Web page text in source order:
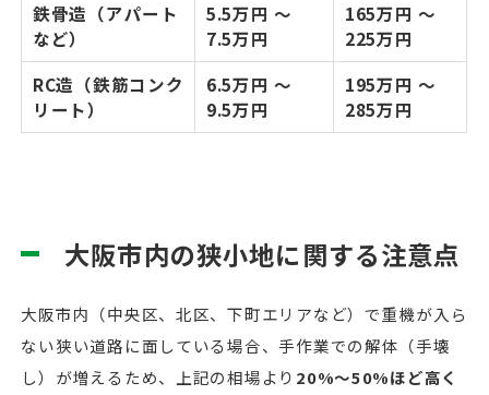
鉄骨造（アパート
など）
5.5万円 〜
7.5万円
165万円 〜
225万円
RC造（鉄筋コンク
リート）
6.5万円 〜
9.5万円
195万円 〜
285万円
大阪市内の狭小地に関する注意点
大阪市内（中央区、北区、下町エリアなど）で重機が入ら
ない狭い道路に面している場合、手作業での解体（手壊
し）が増えるため、上記の相場より 20%〜50%ほど高く